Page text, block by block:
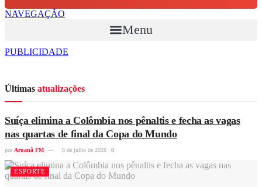
NAVEGAÇÃO
Menu
PUBLICIDADE
Últimas atualizações
Suíça elimina a Colômbia nos pênaltis e fecha as vagas
nas quartas de final da Copa do Mundo
por Aruanã FM 8 de julho de 2026 0
ESPORTE